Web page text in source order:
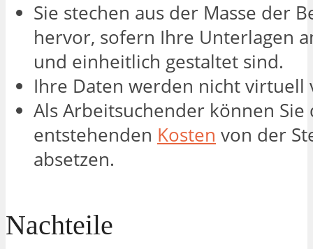
Sie stechen aus der Masse der
hervor, sofern Ihre Unterlagen
und einheitlich gestaltet sind.
Ihre Daten werden nicht virtuell
Als Arbeitsuchender können Sie
entstehenden Kosten von der
absetzen.
Nachteile